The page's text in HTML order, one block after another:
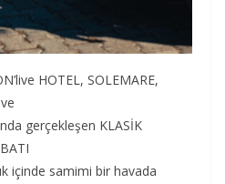
HOTEL, SOLEMARE,
gerçekleşen KLASİK
içinde samimi bir havada